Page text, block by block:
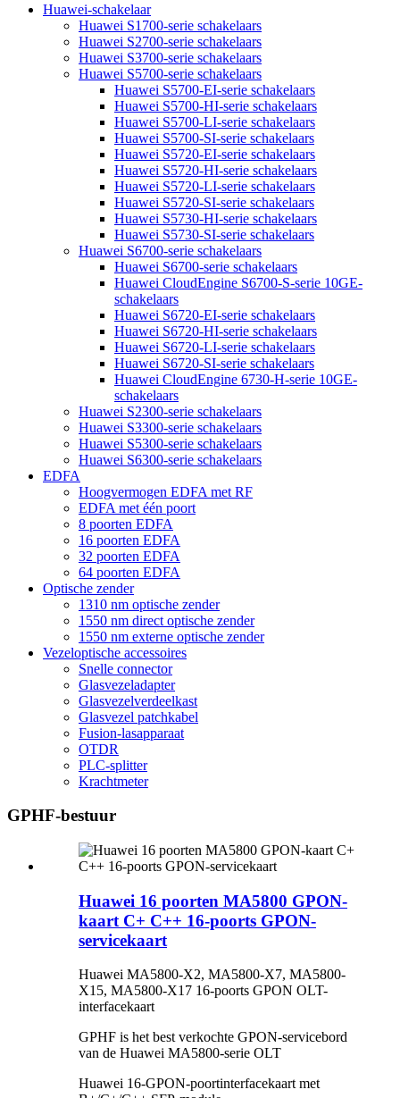
Huawei-schakelaar
Huawei S1700-serie schakelaars
Huawei S2700-serie schakelaars
Huawei S3700-serie schakelaars
Huawei S5700-serie schakelaars
Huawei S5700-EI-serie schakelaars
Huawei S5700-HI-serie schakelaars
Huawei S5700-LI-serie schakelaars
Huawei S5700-SI-serie schakelaars
Huawei S5720-EI-serie schakelaars
Huawei S5720-HI-serie schakelaars
Huawei S5720-LI-serie schakelaars
Huawei S5720-SI-serie schakelaars
Huawei S5730-HI-serie schakelaars
Huawei S5730-SI-serie schakelaars
Huawei S6700-serie schakelaars
Huawei S6700-serie schakelaars
Huawei CloudEngine S6700-S-serie 10GE-
schakelaars
Huawei S6720-EI-serie schakelaars
Huawei S6720-HI-serie schakelaars
Huawei S6720-LI-serie schakelaars
Huawei S6720-SI-serie schakelaars
Huawei CloudEngine 6730-H-serie 10GE-
schakelaars
Huawei S2300-serie schakelaars
Huawei S3300-serie schakelaars
Huawei S5300-serie schakelaars
Huawei S6300-serie schakelaars
EDFA
Hoogvermogen EDFA met RF
EDFA met één poort
8 poorten EDFA
16 poorten EDFA
32 poorten EDFA
64 poorten EDFA
Optische zender
1310 nm optische zender
1550 nm direct optische zender
1550 nm externe optische zender
Vezeloptische accessoires
Snelle connector
Glasvezeladapter
Glasvezelverdeelkast
Glasvezel patchkabel
Fusion-lasapparaat
OTDR
PLC-splitter
Krachtmeter
GPHF-bestuur
Huawei 16 poorten MA5800 GPON-
kaart C+ C++ 16-poorts GPON-
servicekaart
Huawei MA5800-X2, MA5800-X7, MA5800-
X15, MA5800-X17 16-poorts GPON OLT-
interfacekaart
GPHF is het best verkochte GPON-servicebord
van de Huawei MA5800-serie OLT
Huawei 16-GPON-poortinterfacekaart met